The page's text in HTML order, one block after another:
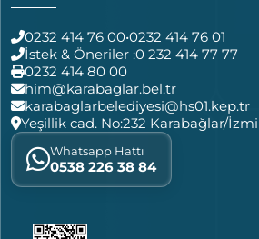
0232 414 76 00•0232 414 76 01
İstek & Öneriler :0 232 414 77 77
0232 414 80 00
him@karabaglar.bel.tr
karabaglarbelediyesi@hs01.kep.tr
Yeşillik cad. No:232 Karabağlar/
Whatsapp Hattı
0538 226 38 84